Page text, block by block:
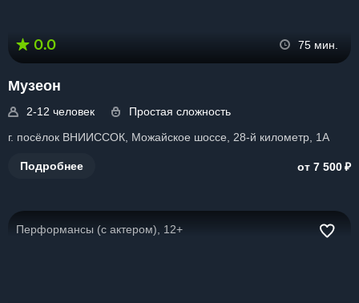
0.0 75 мин.
Музеон
2-12 человек
Простая сложность
г. посёлок ВНИИССОК, Можайское шоссе, 28-й километр, 1А
Подробнее от 7 500₽
Перформансы (с актером), 12+